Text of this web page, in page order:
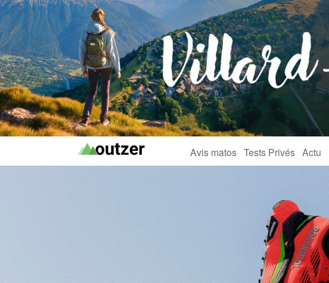
Avis matos Tests Privés Actu